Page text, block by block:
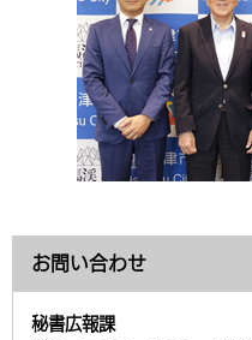
相談・支援・情報
遊ぶ・体験する
買う・おみやげ
移住・定住
中津市について
地方創生・地域活性化
行政・計画
お問い合わせ
秘書広報課